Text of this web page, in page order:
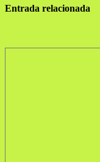
entradas
Entrada relacionada